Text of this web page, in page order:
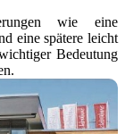
wie eine
eine spätere leicht
Bedeutung